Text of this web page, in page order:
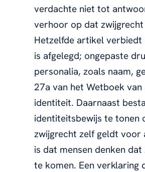
verdachte niet tot
verhoor op dat
Hetzelfde artikel
is afgelegd; ongepaste
personalia, zoals naam,
27a van het Wetboek
identiteit. Daarnaast
identiteitsbewijs te tonen
zwijgrecht zelf geldt voor
is dat mensen denken
te komen. Een